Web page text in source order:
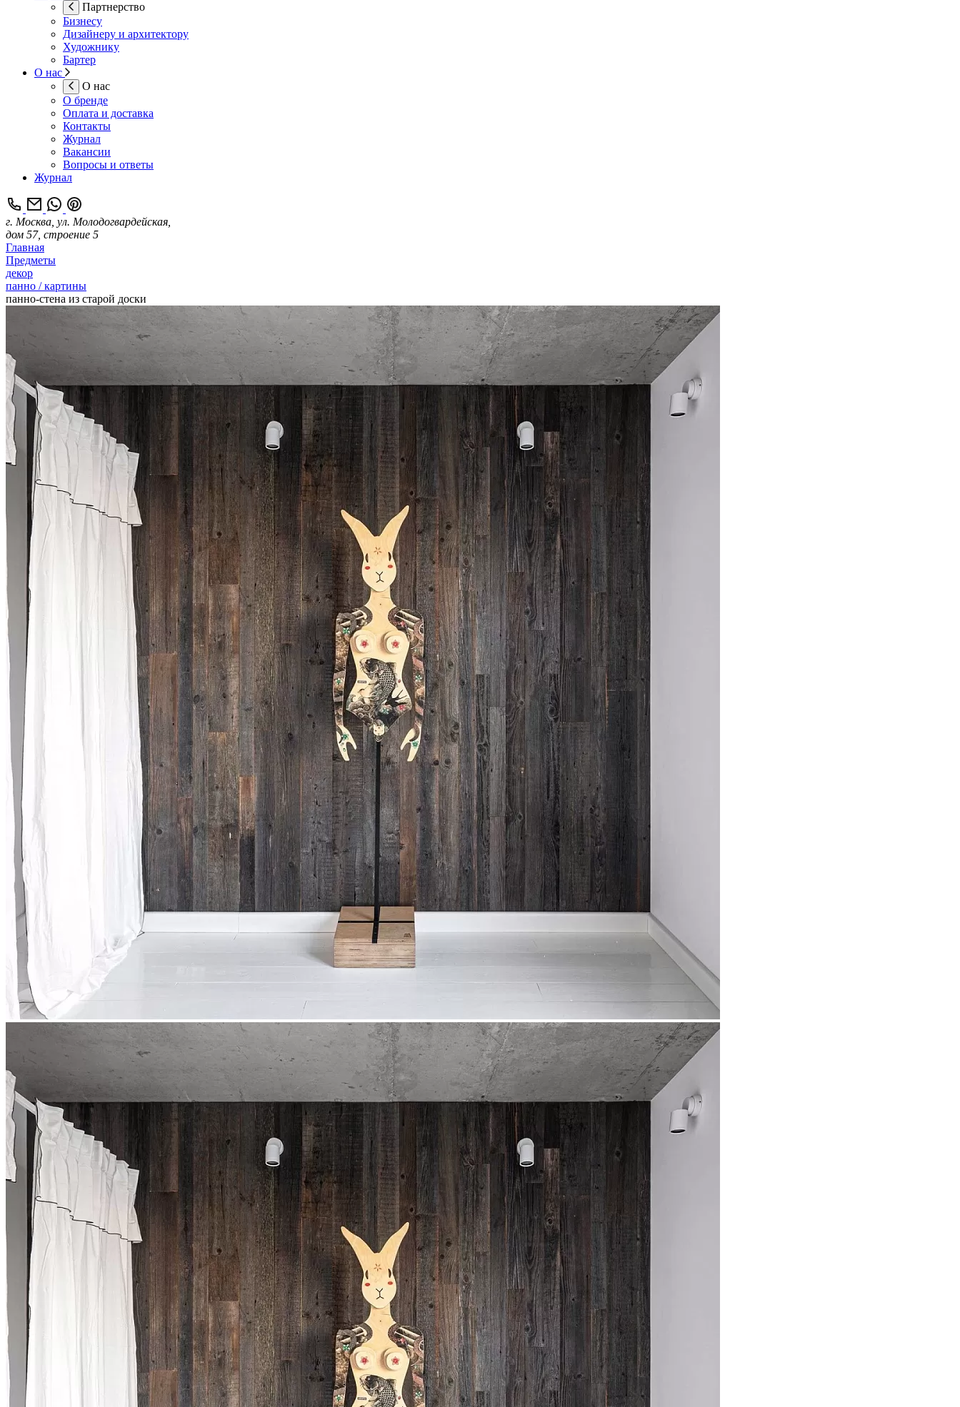
Партнерство
Бизнесу
Дизайнеру и архитектору
Художнику
Бартер
О нас
О нас
О бренде
Оплата и доставка
Контакты
Журнал
Вакансии
Вопросы и ответы
Журнал
г. Москва, ул. Молодогвардейская,
дом 57, строение 5
Главная
Предметы
декор
панно / картины
панно-стена из старой доски